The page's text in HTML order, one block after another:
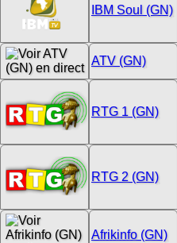
IBM Soul (GN)
ATV (GN)
RTG 1 (GN)
RTG 2 (GN)
Afrikinfo (GN)